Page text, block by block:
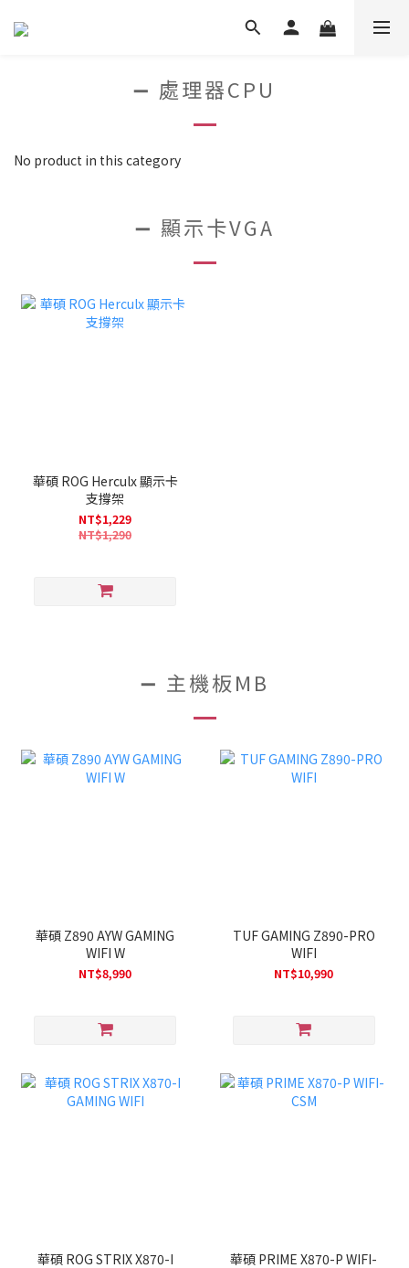
➖ 處理器CPU
No product in this category
➖ 顯示卡VGA
華碩 ROG Herculx 顯示卡
支撐架
NT$1,229
NT$1,290
➖ 主機板MB
華碩 Z890 AYW GAMING
WIFI W
NT$8,990
TUF GAMING Z890-PRO
WIFI
NT$10,990
華碩 ROG STRIX X870-I
華碩 PRIME X870-P WIFI-